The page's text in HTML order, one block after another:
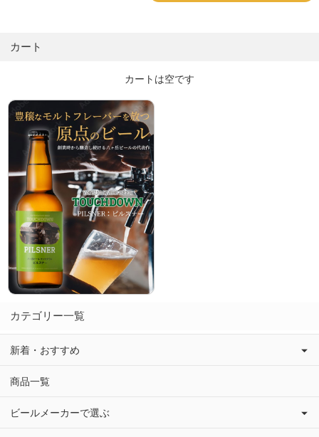
カート
カートは空です
カテゴリー一覧
新着・おすすめ
商品一覧
ビールメーカーで選ぶ